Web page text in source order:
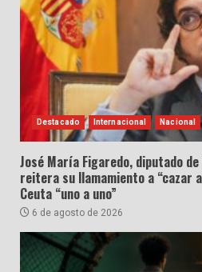
Destacado Internacional Nacional
José María Figaredo, diputado de
reitera su llamamiento a “cazar
Ceuta “uno a uno”
6 de agosto de 2026